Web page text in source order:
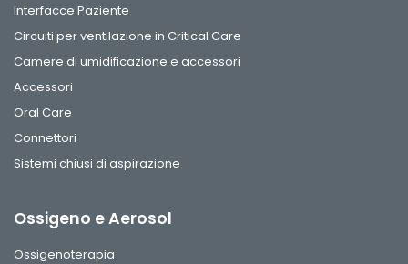
Interfacce Paziente
Circuiti per ventilazione in Critical Care
Camere di umidificazione e accessori
Accessori
Oral Care
Connettori
Sistemi chiusi di aspirazione
Ossigeno e Aerosol
Ossigenoterapia